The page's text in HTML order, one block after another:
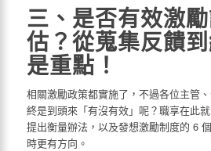
三、是否有效激
估？從蒐集反饋
是重點！
相關激勵政策都實施了，不過各位主管
終是到頭來「有沒有效」呢？職享在此
提出衡量辦法，以及發想激勵制度的 6
時更有方向。